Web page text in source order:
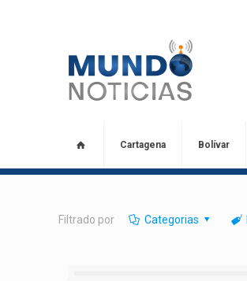
Cartagena Bolívar
Filtrado por Categorias